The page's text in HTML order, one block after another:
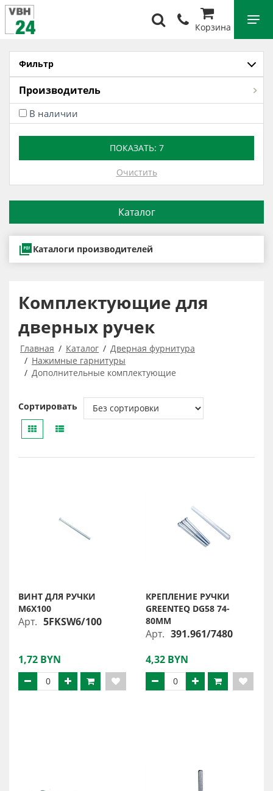
Корзина
Фильтр
Производитель
В наличии
ПОКАЗАТЬ: 7
Очистить
Каталог
Каталоги производителей
Комплектующие для
дверных ручек
Главная Каталог
Дверная фурнитура
Нажимные гарнитуры
Дополнительные комплектующие
Сортировать
ВИНТ ДЛЯ РУЧКИ
М6Х100
Арт. 5FKSW6/100
1,72 BYN
КРЕПЛЕНИЕ РУЧКИ
GREENTEQ DG58 74-
80ММ
Арт. 391.961/7480
4,32 BYN